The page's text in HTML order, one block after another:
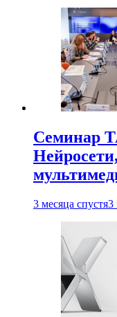
Семинар
3 месяца спустя3